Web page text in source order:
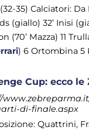
35) Calciatori:
(giallo) 32’ Inisi
(70’ Mazza) 11
) 6 Ortombina 5
Cup: ecco
di-finale.aspx
Quattrini,